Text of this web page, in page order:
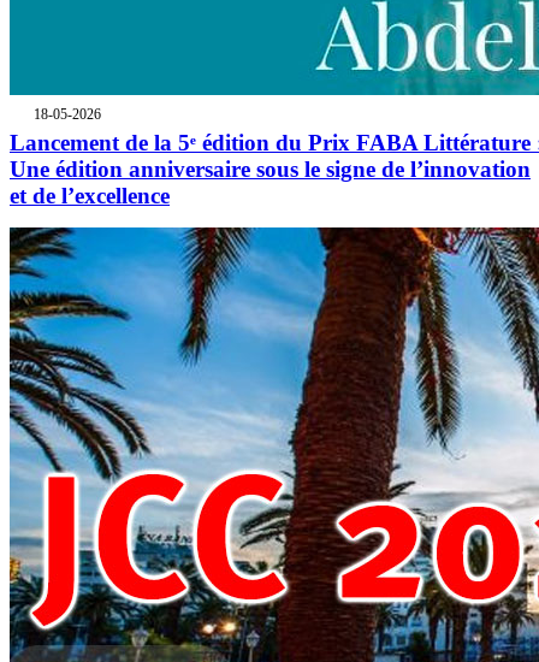
18-05-2026
Lancement de la 5ᵉ édition du Prix FABA Littérature
Une édition anniversaire sous le signe de l’innovation
et de l’excellence